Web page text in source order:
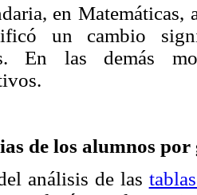
en
un cambio
En las demás
de los alumnos por
análisis de las